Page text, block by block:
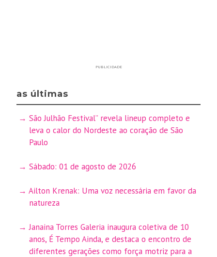
PUBLICIDADE
as últimas
São Julhão Festival” revela lineup completo e
leva o calor do Nordeste ao coração de São
Paulo
Sábado: 01 de agosto de 2026
Ailton Krenak: Uma voz necessária em favor da
natureza
Janaina Torres Galeria inaugura coletiva de 10
anos, É Tempo Ainda, e destaca o encontro de
diferentes gerações como força motriz para a